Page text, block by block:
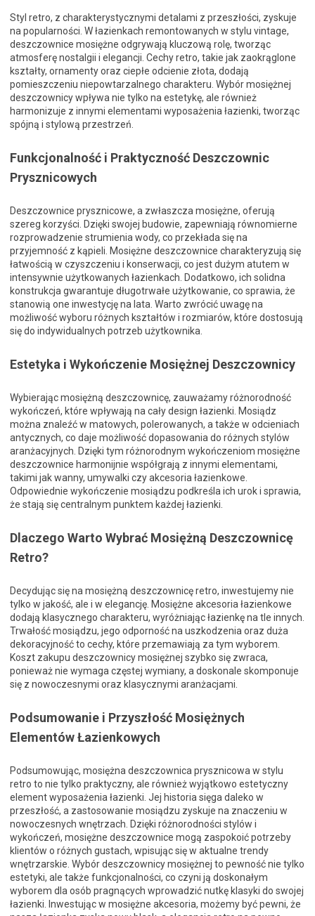
Styl retro, z charakterystycznymi detalami z przeszłości, zyskuje
na popularności. W łazienkach remontowanych w stylu vintage,
deszczownice mosiężne odgrywają kluczową rolę, tworząc
atmosferę nostalgii i elegancji. Cechy retro, takie jak zaokrąglone
kształty, ornamenty oraz ciepłe odcienie złota, dodają
pomieszczeniu niepowtarzalnego charakteru. Wybór mosiężnej
deszczownicy wpływa nie tylko na estetykę, ale również
harmonizuje z innymi elementami wyposażenia łazienki, tworząc
spójną i stylową przestrzeń.
Funkcjonalność i Praktyczność Deszczownic
Prysznicowych
Deszczownice prysznicowe, a zwłaszcza mosiężne, oferują
szereg korzyści. Dzięki swojej budowie, zapewniają równomierne
rozprowadzenie strumienia wody, co przekłada się na
przyjemność z kąpieli. Mosiężne deszczownice charakteryzują się
łatwością w czyszczeniu i konserwacji, co jest dużym atutem w
intensywnie użytkowanych łazienkach. Dodatkowo, ich solidna
konstrukcja gwarantuje długotrwałe użytkowanie, co sprawia, że
stanowią one inwestycję na lata. Warto zwrócić uwagę na
możliwość wyboru różnych kształtów i rozmiarów, które dostosują
się do indywidualnych potrzeb użytkownika.
Estetyka i Wykończenie Mosiężnej Deszczownicy
Wybierając mosiężną deszczownicę, zauważamy różnorodność
wykończeń, które wpływają na cały design łazienki. Mosiądz
można znaleźć w matowych, polerowanych, a także w odcieniach
antycznych, co daje możliwość dopasowania do różnych stylów
aranżacyjnych. Dzięki tym różnorodnym wykończeniom mosiężne
deszczownice harmonijnie współgrają z innymi elementami,
takimi jak wanny, umywalki czy akcesoria łazienkowe.
Odpowiednie wykończenie mosiądzu podkreśla ich urok i sprawia,
że stają się centralnym punktem każdej łazienki.
Dlaczego Warto Wybrać Mosiężną Deszczownicę
Retro?
Decydując się na mosiężną deszczownicę retro, inwestujemy nie
tylko w jakość, ale i w elegancję. Mosiężne akcesoria łazienkowe
dodają klasycznego charakteru, wyróżniając łazienkę na tle innych.
Trwałość mosiądzu, jego odporność na uszkodzenia oraz duża
dekoracyjność to cechy, które przemawiają za tym wyborem.
Koszt zakupu deszczownicy mosiężnej szybko się zwraca,
ponieważ nie wymaga częstej wymiany, a doskonale skomponuje
się z nowoczesnymi oraz klasycznymi aranżacjami.
Podsumowanie i Przyszłość Mosiężnych
Elementów Łazienkowych
Podsumowując, mosiężna deszczownica prysznicowa w stylu
retro to nie tylko praktyczny, ale również wyjątkowo estetyczny
element wyposażenia łazienki. Jej historia sięga daleko w
przeszłość, a zastosowanie mosiądzu zyskuje na znaczeniu w
nowoczesnych wnętrzach. Dzięki różnorodności stylów i
wykończeń, mosiężne deszczownice mogą zaspokoić potrzeby
klientów o różnych gustach, wpisując się w aktualne trendy
wnętrzarskie. Wybór deszczownicy mosiężnej to pewność nie tylko
estetyki, ale także funkcjonalności, co czyni ją doskonałym
wyborem dla osób pragnących wprowadzić nutkę klasyki do swojej
łazienki. Inwestując w mosiężne akcesoria, możemy być pewni, że